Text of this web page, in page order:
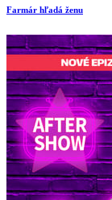
Farmár hľadá ženu